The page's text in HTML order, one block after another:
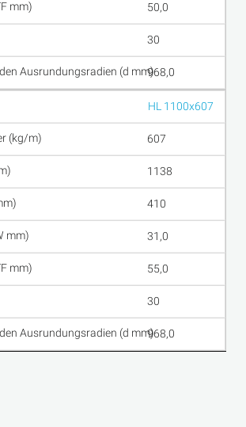
50,0
30
968,0
HL 1100x607
607
1138
410
31,0
55,0
30
968,0